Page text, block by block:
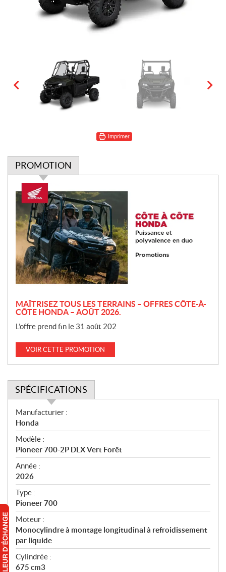
Imprimer
PROMOTION
r
o
m
o
t
i
o
n
MAÎTRISEZ TOUS LES TERRAINS – OFFRES CÔTE-À-
CÔTE HONDA – AOÛT 2026.
L’offre prend fin le 31 août 202
VOIR CETTE PROMOTION
SPÉCIFICATIONS
S
p
é
c
i
f
i
c
a
t
i
o
n
s
Manufacturier :
Honda
Modèle :
Pioneer 700-2P DLX Vert Forêt
Année :
2026
Type :
Pioneer 700
Moteur :
Monocylindre à montage longitudinal à refroidissement
par liquide
Cylindrée :
675 cm3